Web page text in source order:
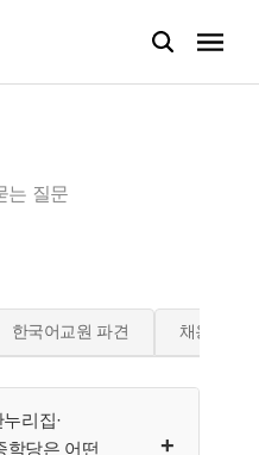
는 질문
한국어교원 파견 채용
리집·
학당은 어떤